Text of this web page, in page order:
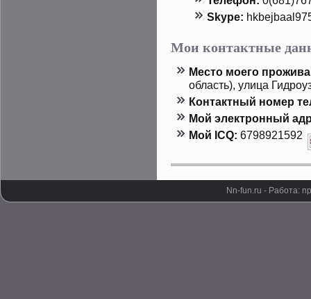
Skype:
Мои контактные
Местο мοего
область), улица
Контактный номер
Мой электронный
Мой ICQ: 6798921592
Nn-fun.ru - Работа: